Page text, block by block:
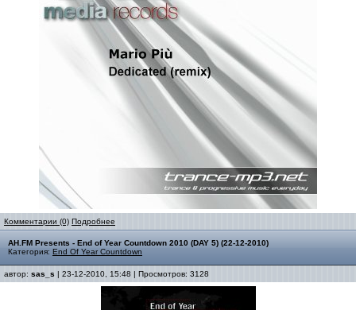
Комментарии (0) Подробнее
AH.FM Presents - End of Year Countdown 2010 (DAY 5) (22-12-2010)
Категория: End Of Year Countdown
автор: sas_s | 23-12-2010, 15:48 | Просмотров: 3128